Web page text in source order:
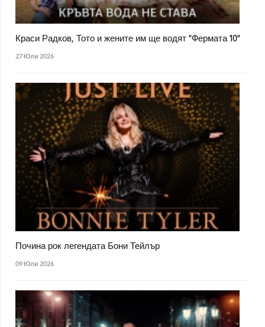
Краси Радков, Тото и жените им ще водят "Фермата 10"
27 Юли 2026
Почина рок легендата Бони Тейлър
09 Юли 2026